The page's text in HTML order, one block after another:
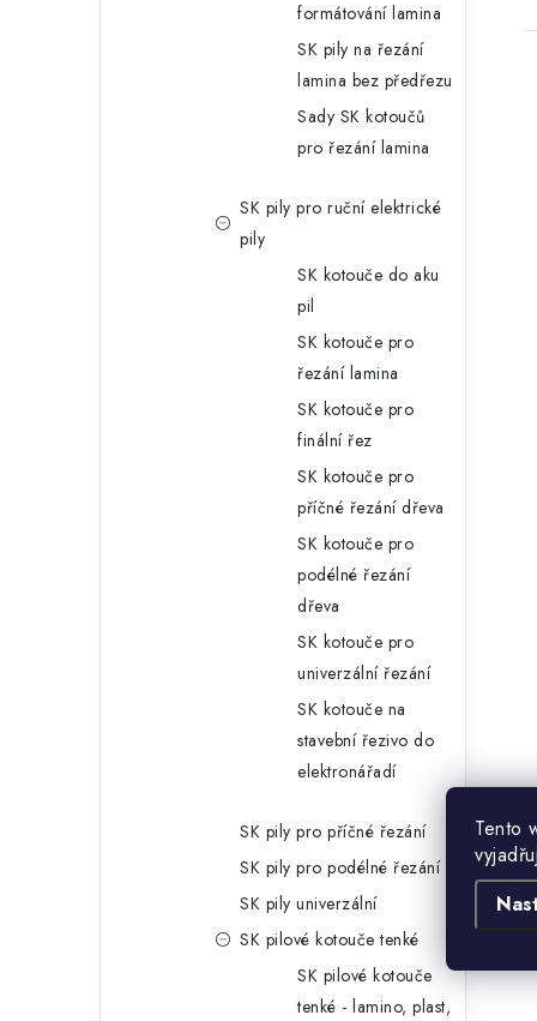
Tento
formátování lamina
SK pily na řezání
lamina bez předřezu
Sady SK kotoučů
pro řezání lamina
SK pily pro ruční elektrické
pily
SK kotouče do aku
pil
SK kotouče pro
řezání lamina
SK kotouče pro
finální řez
SK kotouče pro
příčné řezání dřeva
SK kotouče pro
podélné řezání
dřeva
SK kotouče pro
univerzální řezání
SK kotouče na
stavební řezivo do
elektronářadí
SK pily pro příčné řezání
SK pily pro podélné řezání
SK pily univerzální
SK pilové kotouče tenké
SK pilové kotouče
tenké - lamino, plast,
l